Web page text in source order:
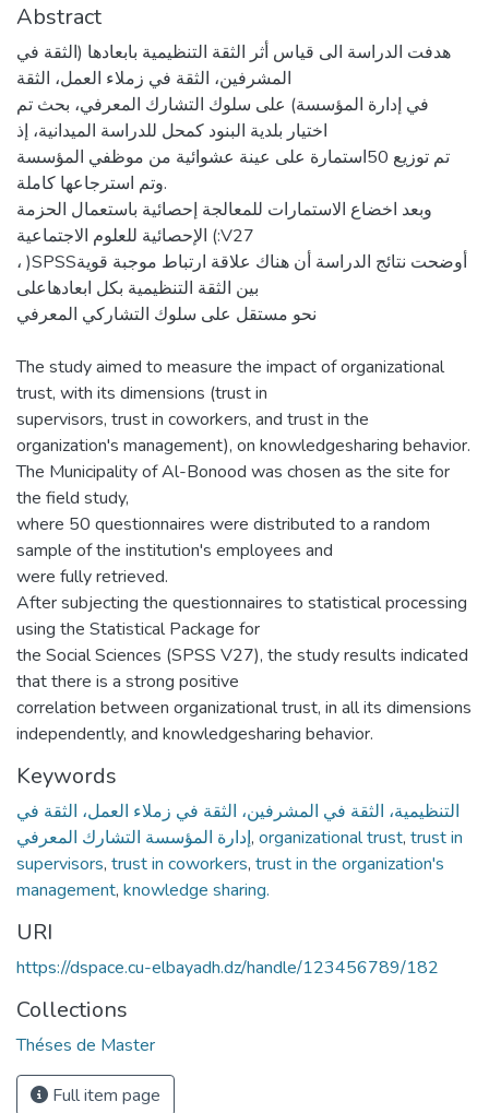
Abstract
هدفت الدراسة الى قياس أثر الثقة التنظيمية بابعادها (الثقة في
المشرفين، الثقة في زملاء العمل، الثقة
في إدارة المؤسسة) على سلوك التشارك المعرفي، بحث تم
اختيار بلدية البنود كمحل للدراسة الميدانية، إذ
تم توزيع 50استمارة على عينة عشوائية من موظفي المؤسسة
وتم استرجاعها كاملة.
وبعد اخضاع الاستمارات للمعالجة إحصائية باستعمال الحزمة
الإحصائية للعلوم الاجتماعية (:V27
، )SPSSأوضحت نتائج الدراسة أن هناك علاقة ارتباط موجبة قوية
بين الثقة التنظيمية بكل ابعادهاعلى
نحو مستقل على سلوك التشاركي المعرفي
The study aimed to measure the impact of organizational
trust, with its dimensions (trust in
supervisors, trust in coworkers, and trust in the
organization's management), on knowledgesharing behavior.
The Municipality of Al-Bonood was chosen as the site for
the field study,
where 50 questionnaires were distributed to a random
sample of the institution's employees and
were fully retrieved.
After subjecting the questionnaires to statistical processing
using the Statistical Package for
the Social Sciences (SPSS V27), the study results indicated
that there is a strong positive
correlation between organizational trust, in all its dimensions
independently, and knowledgesharing behavior.
Keywords
التنظيمية، الثقة في المشرفين، الثقة في زملاء العمل، الثقة في
إدارة المؤسسة التشارك المعرفي, organizational trust, trust in
supervisors, trust in coworkers, trust in the organization's
management, knowledge sharing.
URI
https://dspace.cu-elbayadh.dz/handle/123456789/182
Collections
Théses de Master
Full item page